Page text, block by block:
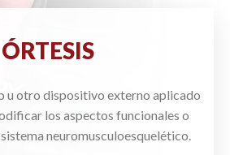
ÓRTESIS
u otro dispositivo externo aplicado
los aspectos funcionales o
neuromusculoesquelético.